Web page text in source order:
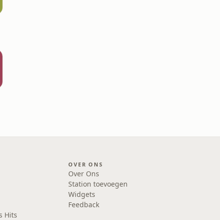
Hits
OVER ONS
Over Ons
Station toevoegen
Widgets
Feedback